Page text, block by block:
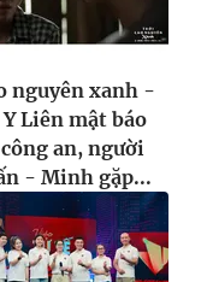
nguyên xanh -
Liên mật báo
an, người
- Minh gặp...